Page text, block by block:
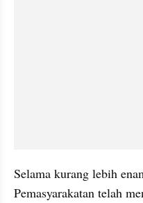
Selama kurang lebih
Pemasyarakatan telah